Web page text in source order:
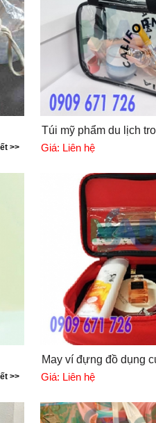
>>
Túi mỹ phẩm du lịch
Giá: Liên hệ
>>
May ví đựng đồ dụng
Giá: Liên hệ